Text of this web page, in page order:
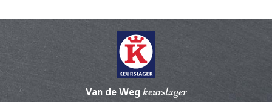
Van de Weg keurslager